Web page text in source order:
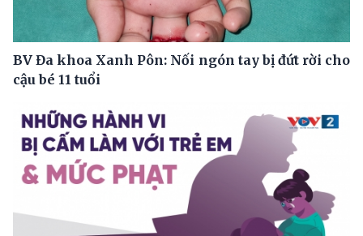
BV Đa khoa Xanh Pôn: Nối ngón tay bị đứt rời cho
cậu bé 11 tuổi